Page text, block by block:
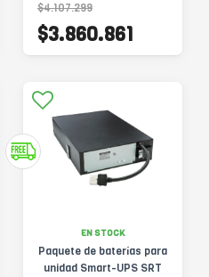
$4.107.299
$3.860.861
EN STOCK
Paquete de baterías para
unidad Smart-UPS SRT